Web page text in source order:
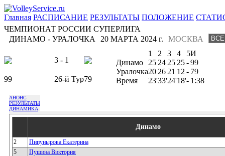
Главная РАСПИСАНИЕ РЕЗУЛЬТАТЫ ПОЛОЖЕНИЕ
ЧЕМПИОНАТ РОССИИ СУПЕРЛИГА
ДИНАМО - УРАЛОЧКА
МОСКВА
20 МАРТА 2024 г.
3 - 1
99 26-й Тур79
1 2 3 4 5И
Динамо
25 24 25 25-99
Уралочка20 26 21 12 - 79
Время
23'33'24'18'- 1:38
АНОНС
РЕЗУЛЬТАТЫ
ДИНАМИКА
Динамо
2
Пипунырова Екатерина
5
Пушина Виктория